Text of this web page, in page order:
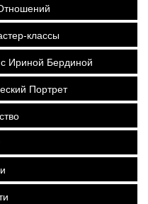
классы
Ириной Бердиной
Портрет